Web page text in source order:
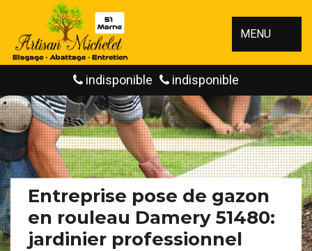
MENU
indisponible indisponible
Entreprise pose de gazon
en rouleau Damery 51480:
jardinier professionnel